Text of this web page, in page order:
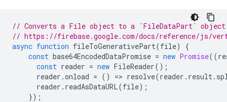
// Converts a File object to a `FileDataPart`
// https://firebase.google.com/docs/reference/js/
async function fileToGenerativePart(file)
{
const base64EncodedDataPromise = new Promise((
const reader = new FileReader();
reader .onload = () => resolve(reader . result.
reader . readAsDataURL(file);
});